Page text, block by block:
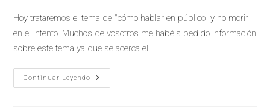
Hoy trataremos el tema de "cómo hablar en público" y no morir
en el intento. Muchos de vosotros me habéis pedido información
sobre este tema ya que se acerca el…
Continuar Leyendo